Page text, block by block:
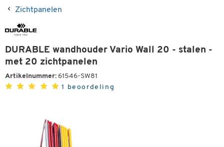
Zichtpanelen
DURABLE wandhouder Vario Wall 20 - stalen -
met 20 zichtpanelen
Artikelnummer: 61546-SW81
1 beoordeling